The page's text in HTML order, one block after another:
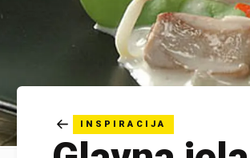
INSPIRACIJA